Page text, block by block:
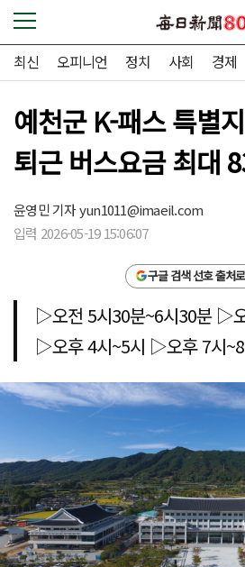
최신 오피니언 정치 사회 경제
예천군 K-패스 특별
퇴근 버스요금 최대
윤영민 기자yun1011@imaeil.com
입력 2026-05-19 15:06:07
구글 검색 선호 출처
▷오전 5시30분~6시30분 ▷
▷오후 4시~5시 ▷오후 7시